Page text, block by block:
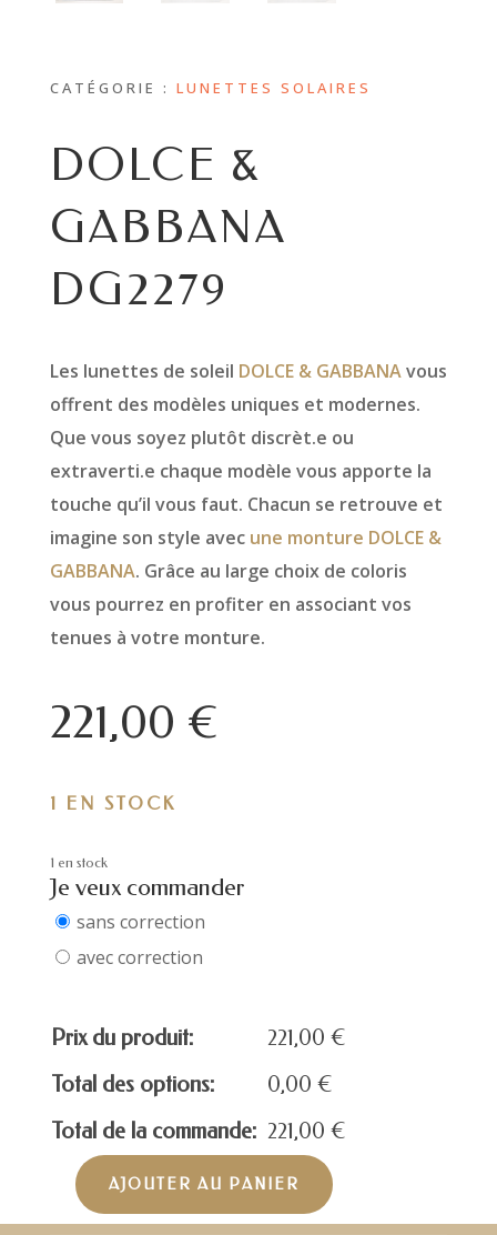
CATÉGORIE : LUNETTES SOLAIRES
DOLCE &
GABBANA
DG2279
Les lunettes de soleil DOLCE & GABBANAvous
offrent des modèles uniques et modernes.
Que vous soyez plutôt discrèt.e ou
extraverti.e chaque modèle vous apporte la
touche qu’il vous faut. Chacun se retrouve et
imagine son style avec une monture DOLCE &
GABBANA. Grâce au large choix de coloris
vous pourrez en profiter en associant vos
tenues à votre monture.
221,00 €
1 EN STOCK
1 en stock
Je veux commander
sans correction
avec correction
Prix du produit: 221,00 €
Total des options:
0,00 €
Total de la commande: 221,00 €
quantité
de
AJOUTER AU PANIER